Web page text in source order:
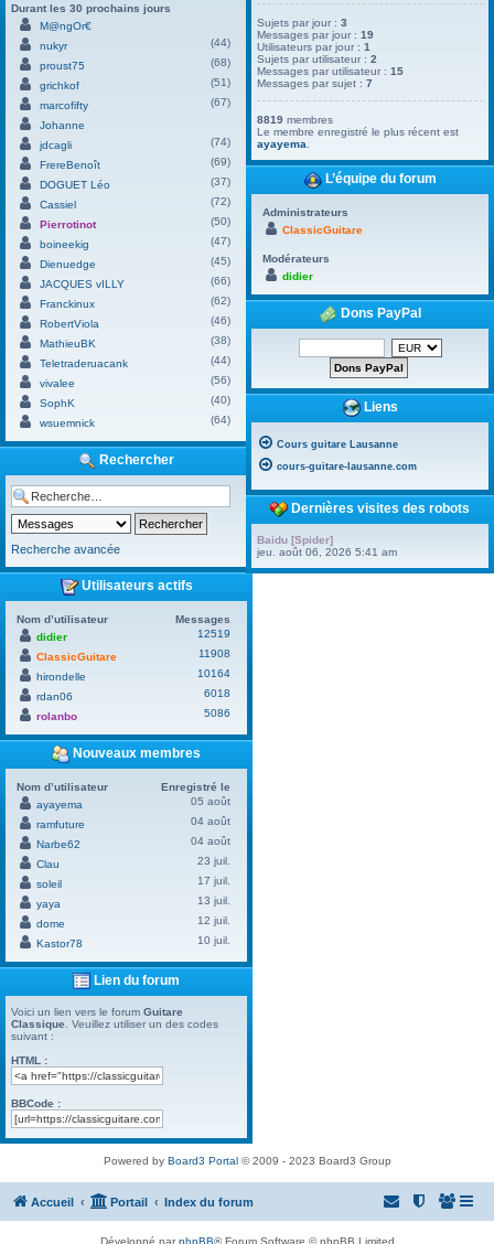
Durant les 30 prochains jours
M@ngOr€
nukyr
(44)
proust75
(68)
grichkof
(51)
marcofifty
(67)
Johanne
jdcagli
(74)
FrereBenoît
(69)
DOGUET Léo
(37)
Cassiel
(72)
Pierrotinot
(50)
boineekig
(47)
Dienuedge
(45)
JACQUES vILLY
(66)
Franckinux
(62)
RobertViola
(46)
MathieuBK
(38)
Teletraderuacank
(44)
vivalee
(56)
SophK
(40)
wsuemnick
(64)
Rechercher
Recherche avancée
Utilisateurs actifs
Nom d’utilisateur
Messages
didier
12519
ClassicGuitare
11908
hirondelle
10164
rdan06
6018
rolanbo
5086
Nouveaux membres
Nom d’utilisateur
Enregistré le
ayayema
05 août
ramfuture
04 août
Narbe62
04 août
Clau
23 juil.
soleil
17 juil.
yaya
13 juil.
dome
12 juil.
Kastor78
10 juil.
Lien du forum
Voici un lien vers le forum Guitare
Classique . Veuillez utiliser un des codes
suivant :
HTML :
BBCode :
Sujets par jour :3
Messages par jour :19
Utilisateurs par jour :1
Sujets par utilisateur :2
Messages par utilisateur :15
Messages par sujet :7
8819 membres
Le membre enregistré le plus récent est
ayayema
L’équipe du forum
Administrateurs
ClassicGuitare
Modérateurs
didier
Dons PayPal
Liens
Cours guitare Lausanne
cours-guitare-lausanne.com
Dernières visites des robots
Baidu [Spider]
jeu. août 06, 2026 5:41 am
Powered by Board3 Portal© 2009 - 2023 Board3 Group
Accueil Portail Index du forum
Développé parphpBB® Forum Software © phpBB Limited